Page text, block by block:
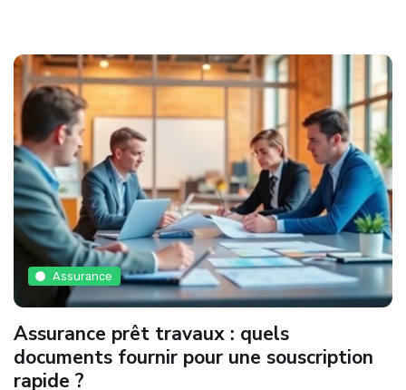
Assurance
Assurance prêt travaux : quels
documents fournir pour une souscription
rapide ?